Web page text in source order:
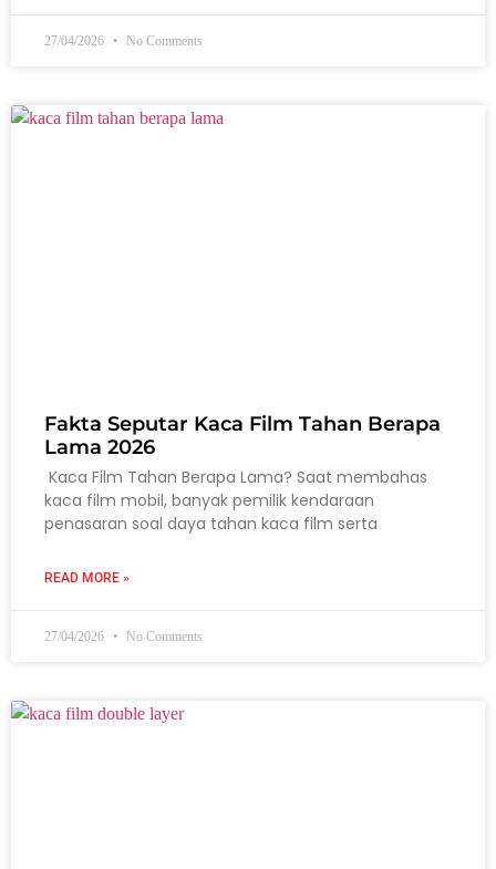
27/04/2026 No Comments
Fakta Seputar Kaca Film Tahan Berapa
Lama 2026
Kaca Film Tahan Berapa Lama? Saat membahas
kaca film mobil, banyak pemilik kendaraan
penasaran soal daya tahan kaca film serta
READ MORE »
27/04/2026 No Comments